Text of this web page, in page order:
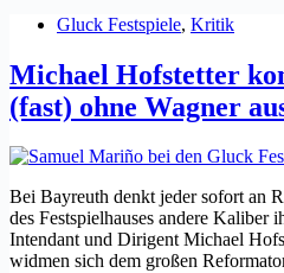
Gluck Festspiele, Kritik
Michael Hofstetter
(fast) ohne Wagner
Bei Bayreuth denkt jeder sofort an
des Festspielhauses andere Kaliber
Intendant und Dirigent Michael
widmen sich dem großen